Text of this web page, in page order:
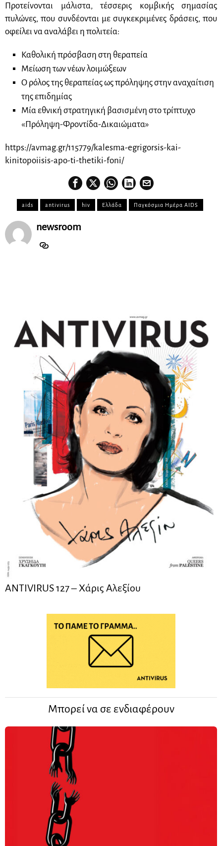
Προτείνονται μάλιστα, τέσσερις κομβικής σημασίας
πυλώνες, που συνδέονται με συγκεκριμένες δράσεις, που
οφείλει να αναλάβει η πολιτεία:
Καθολική πρόσβαση στη θεραπεία
Μείωση των νέων λοιμώξεων
Ο ρόλος της θεραπείας ως πρόληψης στην αναχαίτιση
της επιδημίας
Μία εθνική στρατηγική βασισμένη στο τρίπτυχο
«Πρόληψη-Φροντίδα-Δικαιώματα»
https://avmag.gr/115779/kalesma-egrigorsis-kai-
kinitopoiisis-apo-ti-thetiki-foni/
aids antivirus hiv Ελλάδα Παγκόσμια Ημέρα AIDS
newsroom
ANTIVIRUS 127 – Xάρις Αλεξίου
Μπορεί να σε ενδιαφέρουν